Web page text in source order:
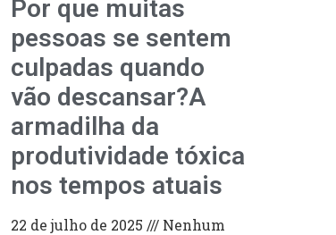
Por que muitas
pessoas se sentem
culpadas quando
vão descansar?A
armadilha da
produtividade tóxica
nos tempos atuais
22 de julho de 2025
Nenhum